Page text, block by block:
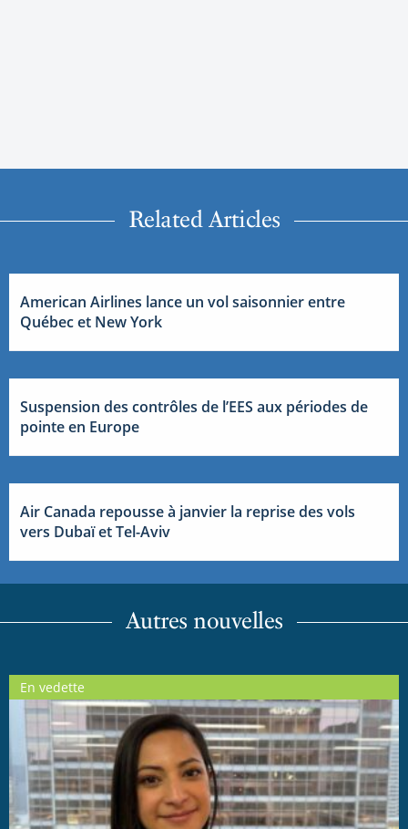
Related Articles
American Airlines lance un vol saisonnier entre
Québec et New York
Suspension des contrôles de l’EES aux périodes de
pointe en Europe
Air Canada repousse à janvier la reprise des vols
vers Dubaï et Tel-Aviv
Autres nouvelles
En vedette